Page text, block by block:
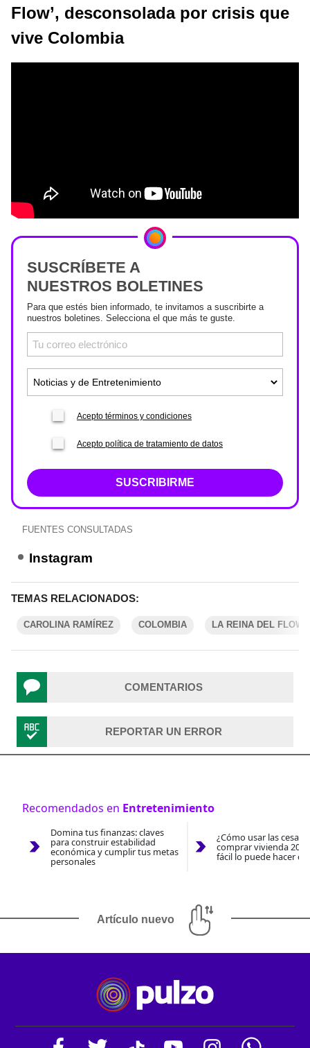
Flow’, desconsolada por crisis que
vive Colombia
SUSCRÍBETE A
NUESTROS BOLETINES
Para que estés bien informado, te invitamos a suscribirte a
nuestros boletines. Selecciona el que más te guste.
Acepto términos y condiciones
Acepto política de tratamiento de datos
SUSCRIBIRME
FUENTES CONSULTADAS
Instagram
TEMAS RELACIONADOS:
CAROLINA RAMÍREZ COLOMBIA LA REINA DEL FLOW
COMENTARIOS
REPORTAR UN ERROR
Recomendados en Entretenimiento
Domina tus finanzas: claves
para construir estabilidad
económica y cumplir tus metas
personales
¿Cómo usar las
comprar vivienda
fácil lo puede hacer
Artículo nuevo